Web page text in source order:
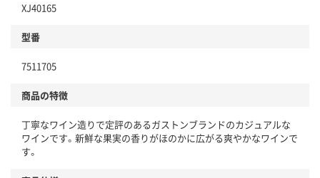
XJ40165
型番
7511705
商品の特徴
丁寧なワイン造りで定評のあるガストンブランドのカジュアルな
ワインです。新鮮な果実の香りがほのかに広がる爽やかなワインで
す。